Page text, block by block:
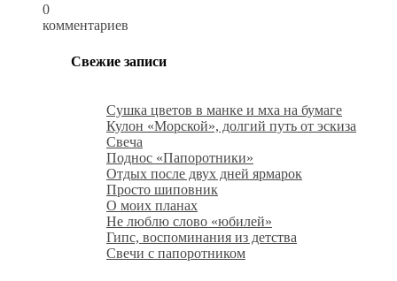
0
комментариев
Свежие записи
Сушка цветов в манке и мха на бумаге
Кулон «Морской», долгий путь от эскиза
Свеча
Поднос «Папоротники»
Отдых после двух дней ярмарок
Просто шиповник
О моих планах
Не люблю слово «юбилей»
Гипс, воспоминания из детства
Свечи с папоротником